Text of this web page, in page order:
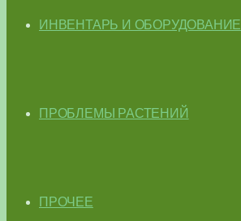
ИНВЕНТАРЬ И ОБОРУДОВАНИЕ
ПРОБЛЕМЫ РАСТЕНИЙ
ПРОЧЕЕ